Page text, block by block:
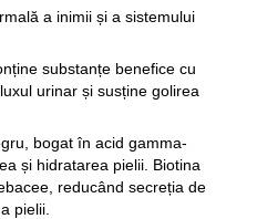
a inimii și a sistemului
substanțe benefice cu
urinar și susține golirea
bogat în acid gamma-
și hidratarea pielii. Biotina
reducând secreția de
pielii.